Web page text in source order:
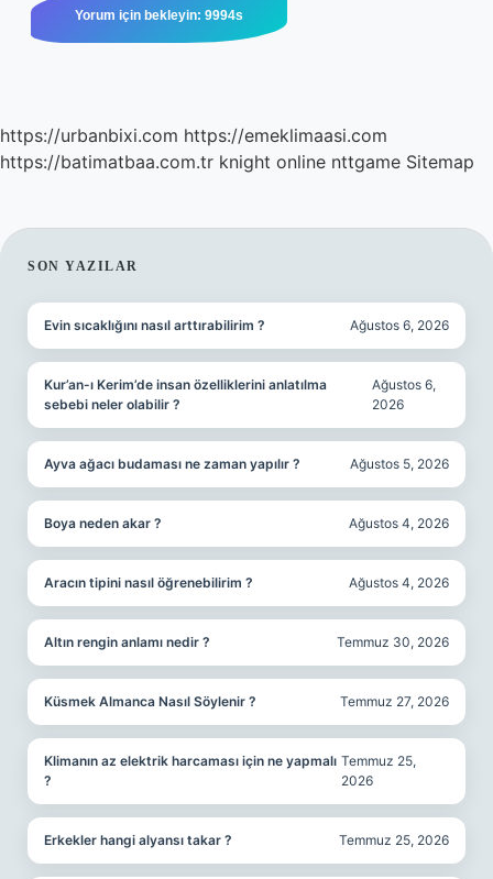
https://urbanbixi.com https://emeklimaasi.com
https://batimatbaa.com.tr knight online nttgame Sitemap
SIDEBAR
SON YAZILAR
Evin sıcaklığını nasıl arttırabilirim ? Ağustos 6, 2026
Kur’an-ı Kerim’de insan özelliklerini anlatılma
sebebi neler olabilir ?
Ağustos 6,
2026
Ayva ağacı budaması ne zaman yapılır ? Ağustos 5, 2026
Boya neden akar ? Ağustos 4, 2026
Aracın tipini nasıl öğrenebilirim ? Ağustos 4, 2026
Altın rengin anlamı nedir ? Temmuz 30, 2026
Küsmek Almanca Nasıl Söylenir ? Temmuz 27, 2026
Klimanın az elektrik harcaması için ne yapmalı
?
Temmuz 25,
2026
Erkekler hangi alyansı takar ? Temmuz 25, 2026